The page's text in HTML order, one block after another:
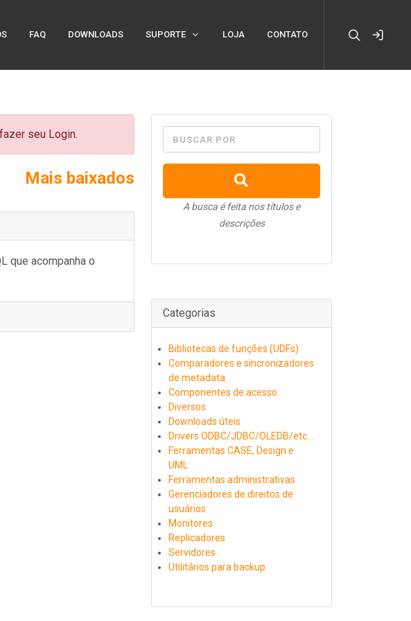
FAQ DOWNLOADS SUPORTE LOJA CONTATO
seu Login.
Mais baixados
que acompanha o
BUSCAR POR
A busca é feita nos títulos e
descrições
Categorias
Bibliotecas de funções (UDFs)
Comparadores e sincronizadores
de metadata
Componentes de acesso
Diversos
Downloads úteis
Drivers ODBC/JDBC/OLEDB/etc...
Ferramentas CASE, Design e
UML
Ferramentas administrativas
Gerenciadores de direitos de
usuários
Monitores
Replicadores
Servidores
Utilitários para backup